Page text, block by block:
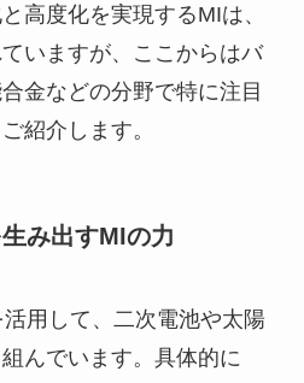
高度化を実現するMIは、
いますが、ここからはバ
金などの分野で特に注目
紹介します。
み出すMIの力
用して、二次電池や太陽
んでいます。具体的に